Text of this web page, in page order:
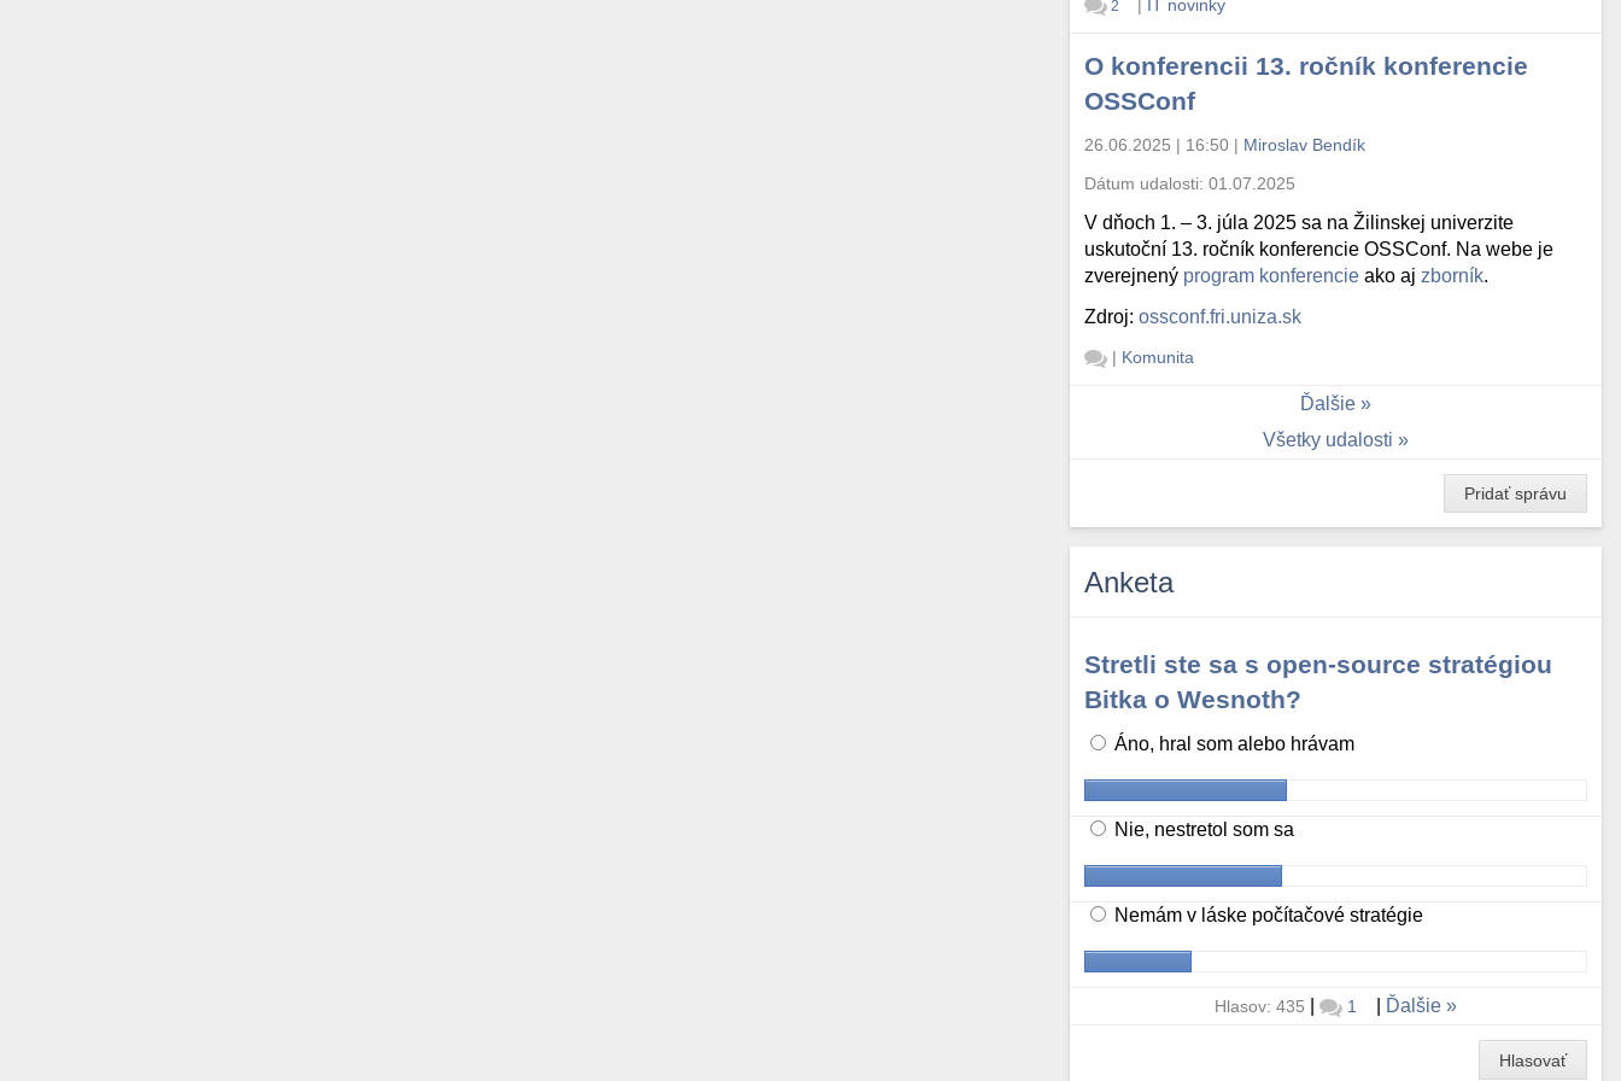
2 | IT novinky
O konferencii 13. ročník konferencie
OSSConf
26.06.2025 | 16:50 | Miroslav Bendík
Dátum udalosti:01.07.2025
V dňoch 1. – 3. júla 2025 sa na Žilinskej univerzite
uskutoční 13. ročník konferencie OSSConf. Na webe je
zverejnený program konferencie ako aj zborník.
Zdroj:ossconf.fri.uniza.sk
| Komunita
Ďalšie
Všetky udalosti
Pridať správu
Anketa
Stretli ste sa s open-source stratégiou
Bitka o Wesnoth?
Áno, hral som alebo hrávam
Nie, nestretol som sa
Nemám v láske počítačové stratégie
Hlasov: 435 | 1 Ďalšie
Hlasovať